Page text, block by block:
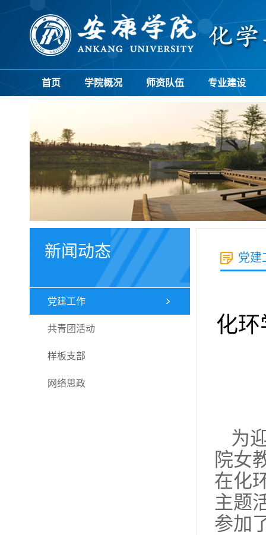
首页 学院概况 师资队伍 专业建设
新闻动态
党建工作
共青团活动
样板支部
网络思政
党建
化环
为
院女
在化
主题
参加